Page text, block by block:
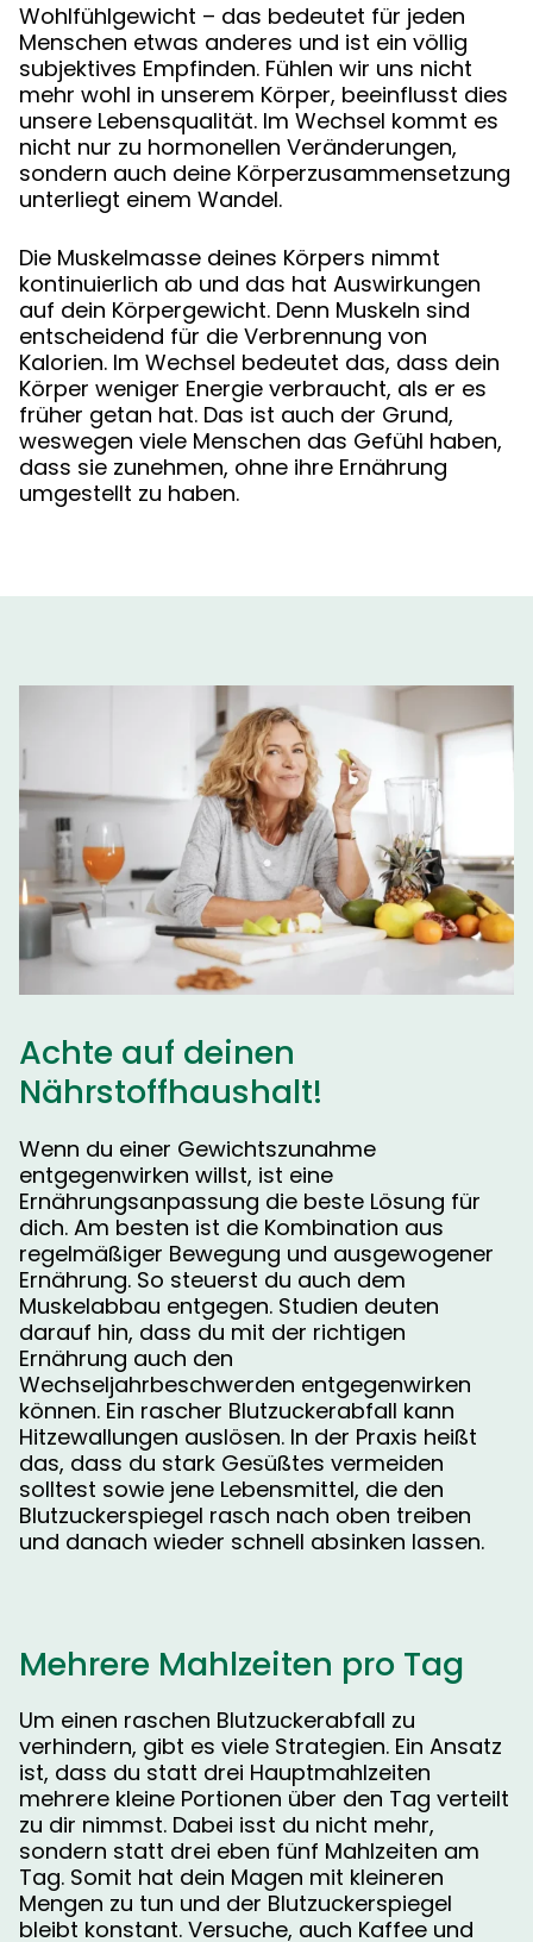
Wohlfühlgewicht – das bedeutet für jeden
Menschen etwas anderes und ist ein völlig
subjektives Empfinden. Fühlen wir uns nicht
mehr wohl in unserem Körper, beeinflusst dies
unsere Lebensqualität. Im Wechsel kommt es
nicht nur zu hormonellen Veränderungen,
sondern auch deine Körperzusammensetzung
unterliegt einem Wandel.
Die Muskelmasse deines Körpers nimmt
kontinuierlich ab und das hat Auswirkungen
auf dein Körpergewicht. Denn Muskeln sind
entscheidend für die Verbrennung von
Kalorien. Im Wechsel bedeutet das, dass dein
Körper weniger Energie verbraucht, als er es
früher getan hat. Das ist auch der Grund,
weswegen viele Menschen das Gefühl haben,
dass sie zunehmen, ohne ihre Ernährung
umgestellt zu haben.
Achte auf deinen
Nährstoffhaushalt!
Wenn du einer Gewichtszunahme
entgegenwirken willst, ist eine
Ernährungsanpassung die beste Lösung für
dich. Am besten ist die Kombination aus
regelmäßiger Bewegung und ausgewogener
Ernährung. So steuerst du auch dem
Muskelabbau entgegen. Studien deuten
darauf hin, dass du mit der richtigen
Ernährung auch den
Wechseljahrbeschwerden entgegenwirken
können. Ein rascher Blutzuckerabfall kann
Hitzewallungen auslösen. In der Praxis heißt
das, dass du stark Gesüßtes vermeiden
solltest sowie jene Lebensmittel, die den
Blutzuckerspiegel rasch nach oben treiben
und danach wieder schnell absinken lassen.
Mehrere Mahlzeiten pro Tag
Um einen raschen Blutzuckerabfall zu
verhindern, gibt es viele Strategien. Ein Ansatz
ist, dass du statt drei Hauptmahlzeiten
mehrere kleine Portionen über den Tag verteilt
zu dir nimmst. Dabei isst du nicht mehr,
sondern statt drei eben fünf Mahlzeiten am
Tag. Somit hat dein Magen mit kleineren
Mengen zu tun und der Blutzuckerspiegel
bleibt konstant. Versuche, auch Kaffee und